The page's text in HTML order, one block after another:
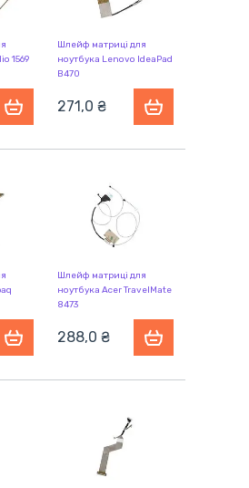
1569
Шлейф матриці для
ноутбука Lenovo IdeaPad
B470
271,0 ₴
Шлейф матриці для
ноутбука Acer TravelMate
8473
288,0 ₴